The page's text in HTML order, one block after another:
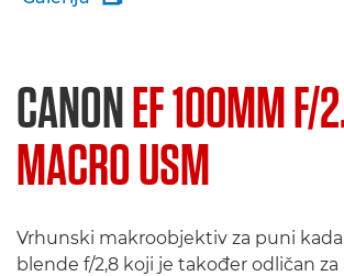
CANONEF 100MM F/
MACRO USM
Vrhunski makroobjektiv za puni
blende f/2,8 koji je također odličan